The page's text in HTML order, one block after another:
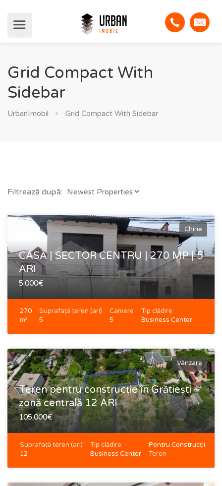
Grid Compact With
Sidebar
UrbanImobil Grid Compact With Sidebar
Filtrează după:
Chirie
CASĂ | SECTOR CENTRU | 270 MP | 5
ARI
5.000€
270
m²
Suprafață teren (ari)
5
Camere
5
Tip clădire
Business Center
Design Individual
Locativă
Vânzare
Teren pentru construcție în Grătiești –
zonă centrală 12 ARI
105.000€
Suprafață teren (ari)
12
Tip clădire
Business Center
Pentru Construcții
Teren